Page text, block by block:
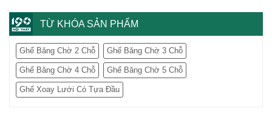
TỪ KHÓA SẢN PHẨM
Ghế Băng Chờ 2 Chỗ Ghế Băng Chờ 3 Chỗ
Ghế Băng Chờ 4 Chỗ Ghế Băng Chờ 5 Chỗ
Ghế Xoay Lưới Có Tựa Đầu